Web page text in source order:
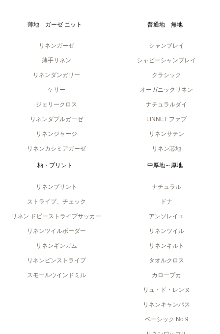
薄地 ガーゼ ニット
リネンガーゼ
薄手リネン
リネンダンガリー
ケリー
ジェリークロス
リネンダブルガーゼ
リネンジャージ
リネンカシミアガーゼ
普通地 無地
シャンブレイ
シャビーシャンブレイ
クラシック
オーガニックリネン
ナチュラルダイ
LINNET ファブ
リネンサテン
リネン芯地
柄・プリント
リネンプリント
ストライプ、チェック
リネン ドビーストライプサッカー
リネンツイルボーダー
リネンギンガム
リネンピンストライプ
スモールウインドミル
中厚地～厚地
ナチュラル
ドナ
アンソレイエ
リネンツイル
リネンキルト
タオルクロス
カロープカ
リュ・ド・レンヌ
リネンキャンバス
ベーシック No.9